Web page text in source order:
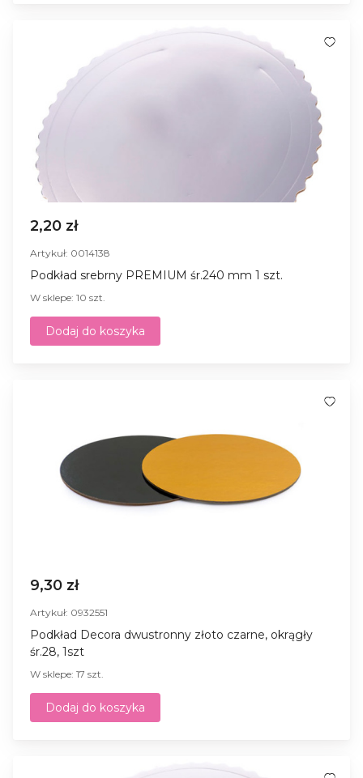
2,20 zł
Artykuł: 0014138
Podkład srebrny PREMIUM śr.240 mm 1 szt.
W sklepe: 10 szt.
Dodaj do koszyka
9,30 zł
Artykuł: 0932551
Podkład Decora dwustronny złoto czarne, okrągły
śr.28, 1szt
W sklepe: 17 szt.
Dodaj do koszyka